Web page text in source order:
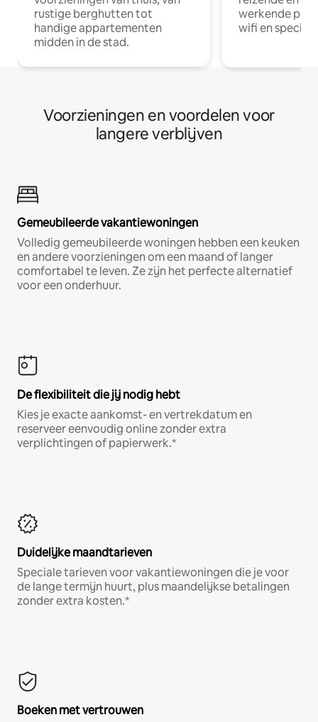
rustige berghutten tot
handige appartementen
midden in de stad.
werkende
wifi en
Voorzieningen en voordelen voor
langere verblijven
Gemeubileerde vakantiewoningen
Volledig gemeubileerde woningen hebben een keuken
en andere voorzieningen om een maand of langer
comfortabel te leven. Ze zijn het perfecte alternatief
voor een onderhuur.
De flexibiliteit die jij nodig hebt
Kies je exacte aankomst- en vertrekdatum en
reserveer eenvoudig online zonder extra
verplichtingen of papierwerk.*
Duidelijke maandtarieven
Speciale tarieven voor vakantiewoningen die je voor
de lange termijn huurt, plus maandelijkse betalingen
zonder extra kosten.*
Boeken met vertrouwen